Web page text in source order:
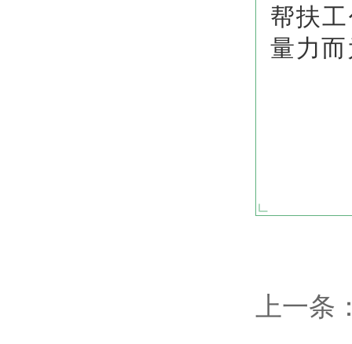
帮扶
量力
上一